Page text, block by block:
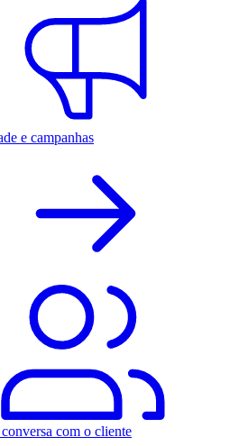
e campanhas
com o cliente